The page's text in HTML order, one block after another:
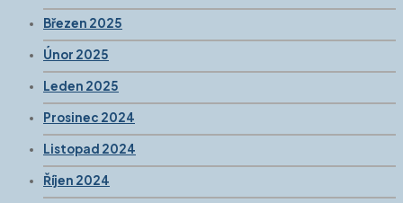
Březen 2025
Únor 2025
Leden 2025
Prosinec 2024
Listopad 2024
Říjen 2024